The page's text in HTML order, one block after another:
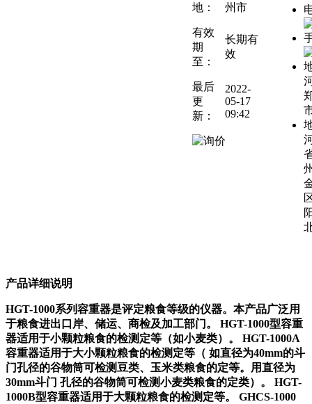
地：
州市
有效
期
至：
长期有
效
最后
更
新：
2022-
05-17
09:42
产品详细说明
HGT-1000系列容重器是评定粮食等级的仪器。本产品广泛用
于粮食进出口岸、储运、商检及加工部门。
HGT-1000型容重
器适用于小颗粒粮食的检测定等（如小麦类）。 HGT-1000A
容重器适用于大小颗粒粮食的检测定等（ 如直径为40mm的斗
门孔径的谷物筒可检测豆类、玉米类粮食的定等。用直径为
30mm斗门 孔径的谷物筒可检测小麦类粮食的定类）。 HGT-
1000B型容重器适用于大颗粒粮食的检测定等。 GHCS-1000